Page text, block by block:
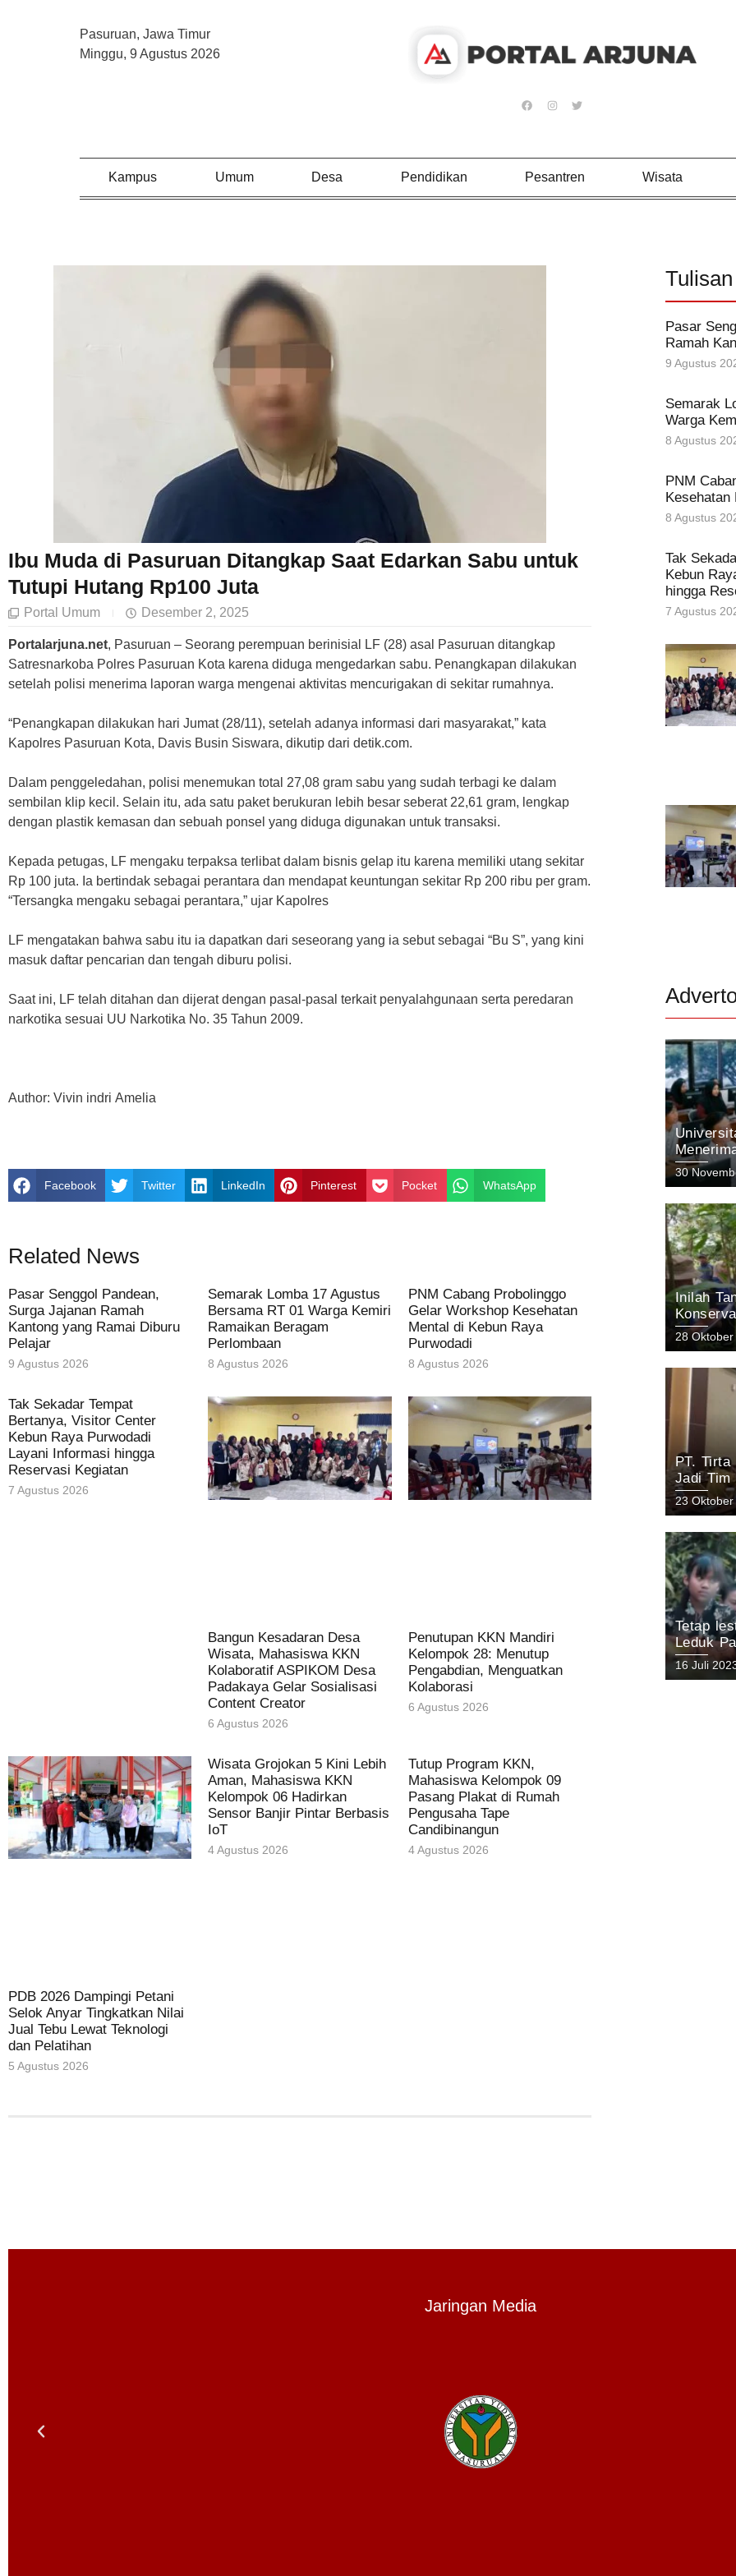
Pasuruan, Jawa Timur
Minggu, 9 Agustus 2026
Kampus Umum Desa Pendidikan Pesantren Wisata
Ibu Muda di Pasuruan Ditangkap Saat Edarkan Sabu untuk
Tutupi Hutang Rp100 Juta
Portal Umum Desember 2, 2025
Portalarjuna.net, Pasuruan – Seorang perempuan berinisial LF (28) asal Pasuruan ditangkap
Satresnarkoba Polres Pasuruan Kota karena diduga mengedarkan sabu. Penangkapan dilakukan
setelah polisi menerima laporan warga mengenai aktivitas mencurigakan di sekitar rumahnya.
“Penangkapan dilakukan hari Jumat (28/11), setelah adanya informasi dari masyarakat,” kata
Kapolres Pasuruan Kota, Davis Busin Siswara, dikutip dari detik.com.
Dalam penggeledahan, polisi menemukan total 27,08 gram sabu yang sudah terbagi ke dalam
sembilan klip kecil. Selain itu, ada satu paket berukuran lebih besar seberat 22,61 gram, lengkap
dengan plastik kemasan dan sebuah ponsel yang diduga digunakan untuk transaksi.
Kepada petugas, LF mengaku terpaksa terlibat dalam bisnis gelap itu karena memiliki utang sekitar
Rp 100 juta. Ia bertindak sebagai perantara dan mendapat keuntungan sekitar Rp 200 ribu per gram.
“Tersangka mengaku sebagai perantara,” ujar Kapolres
LF mengatakan bahwa sabu itu ia dapatkan dari seseorang yang ia sebut sebagai “Bu S”, yang kini
masuk daftar pencarian dan tengah diburu polisi.
Saat ini, LF telah ditahan dan dijerat dengan pasal-pasal terkait penyalahgunaan serta peredaran
narkotika sesuai UU Narkotika No. 35 Tahun 2009.
Author: Vivin indri Amelia
Facebook Twitter LinkedIn Pinterest Pocket WhatsApp
Related News
Pasar Senggol Pandean,
Surga Jajanan Ramah
Kantong yang Ramai Diburu
Pelajar
9 Agustus 2026
Semarak Lomba 17 Agustus
Bersama RT 01 Warga Kemiri
Ramaikan Beragam
Perlombaan
8 Agustus 2026
PNM Cabang Probolinggo
Gelar Workshop Kesehatan
Mental di Kebun Raya
Purwodadi
8 Agustus 2026
Tak Sekadar Tempat
Bertanya, Visitor Center
Kebun Raya Purwodadi
Layani Informasi hingga
Reservasi Kegiatan
7 Agustus 2026
Bangun Kesadaran Desa
Wisata, Mahasiswa KKN
Kolaboratif ASPIKOM Desa
Padakaya Gelar Sosialisasi
Content Creator
6 Agustus 2026
Penutupan KKN Mandiri
Kelompok 28: Menutup
Pengabdian, Menguatkan
Kolaborasi
6 Agustus 2026
PDB 2026 Dampingi Petani
Selok Anyar Tingkatkan Nilai
Jual Tebu Lewat Teknologi
dan Pelatihan
5 Agustus 2026
Wisata Grojokan 5 Kini Lebih
Aman, Mahasiswa KKN
Kelompok 06 Hadirkan
Sensor Banjir Pintar Berbasis
IoT
4 Agustus 2026
Tutup Program KKN,
Mahasiswa Kelompok 09
Pasang Plakat di Rumah
Pengusaha Tape
Candibinangun
4 Agustus 2026
Pasar
Ramah
9 Agustus
Semarak
Warga
8 Agustus
PNM
Kesehatan
8 Agustus
Tak
Kebun
hingga
7 Agustus
dengan
30
Inilah
Arjuno
28
PT.
Jadi Tim
23
Tetap
Leduk
Lokal
16 Juli
Jaringan Media